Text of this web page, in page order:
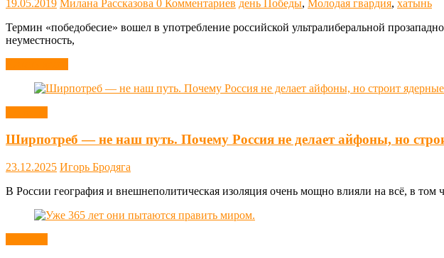
19.05.2019 Милана Рассказова 0 Комментариев день Победы, Молодая гвардия, хатынь
Термин «победобесие» вошел в употребление российской ультралиберальной
неуместность,
Ширпотреб — не наш путь. Почему Россия не делает айфоны, но
23.12.2025 Игорь Бродяга
В России география и внешнеполитическая изоляция очень мощно влияли на всё, в том